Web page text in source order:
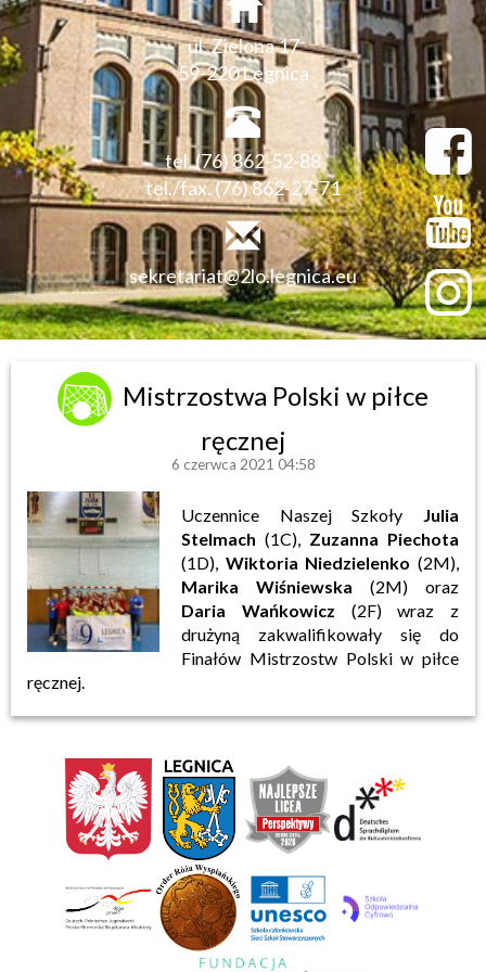
ul. Zielona 17
59-220 Legnica
tel. (76) 862-52-88
tel./fax. (76) 862-27-71
sekretariat@2lo.legnica.eu
Mistrzostwa Polski w piłce
ręcznej
6 czerwca 2021 04:58
Uczennice Naszej Szkoły Julia
Stelmach (1C), Zuzanna Piechota
(1D), Wiktoria Niedzielenko (2M),
Marika Wiśniewska (2M) oraz
Daria Wańkowicz (2F) wraz z
drużyną zakwalifikowały się do
Finałów Mistrzostw Polski w piłce
ręcznej.